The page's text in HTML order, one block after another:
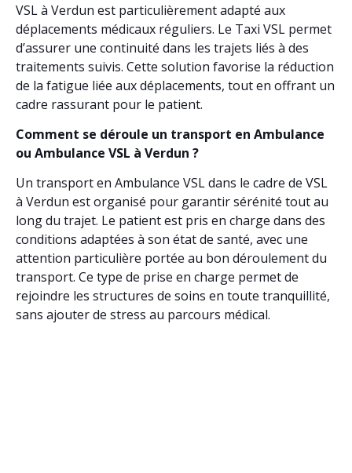
VSL à Verdun est particulièrement adapté aux
déplacements médicaux réguliers. Le Taxi VSL permet
d’assurer une continuité dans les trajets liés à des
traitements suivis. Cette solution favorise la réduction
de la fatigue liée aux déplacements, tout en offrant un
cadre rassurant pour le patient.
Comment se déroule un transport en Ambulance
ou Ambulance VSL à Verdun ?
Un transport en Ambulance VSL dans le cadre de VSL
à Verdun est organisé pour garantir sérénité tout au
long du trajet. Le patient est pris en charge dans des
conditions adaptées à son état de santé, avec une
attention particulière portée au bon déroulement du
transport. Ce type de prise en charge permet de
rejoindre les structures de soins en toute tranquillité,
sans ajouter de stress au parcours médical.